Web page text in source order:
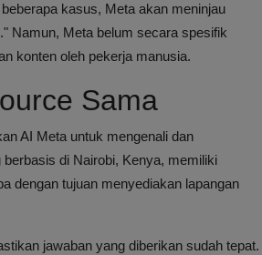
kasus, Meta akan meninjau
Namun, Meta belum secara spesifik
konten oleh pekerja manusia.
Sama
AI Meta untuk mengenali dan
di Nairobi, Kenya, memiliki
dengan tujuan menyediakan lapangan
jawaban yang diberikan sudah tepat.